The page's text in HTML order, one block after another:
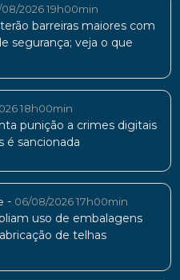
2026 19h00min
barreiras maiores com
segurança; veja o que
18h00min
punição a crimes digitais
é sancionada
- 06/08/2026 17h00min
uso de embalagens
de telhas